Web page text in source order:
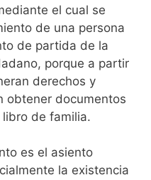
el cual se
de una persona
de partida de la
porque a partir
derechos y
obtener documentos
de familia.
es el asiento
la existencia